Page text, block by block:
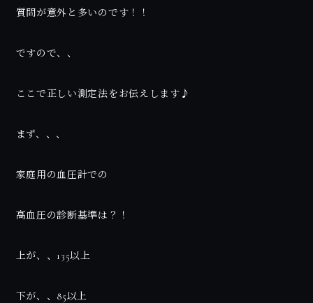
質問が意外と多いのです！！
ですので、、
ここで正しい測定法をお伝えします♪
まず、、、
家庭用の血圧計での
高血圧の診断基準は？！
上が、、135以上
下が、、85以上